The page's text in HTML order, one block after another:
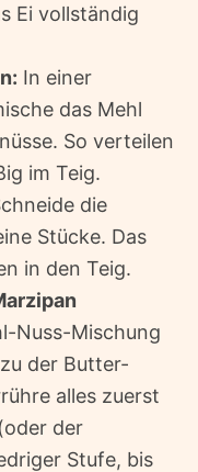
Ei vollständig
In einer
das Mehl
So verteilen
im Teig.
die
Stücke. Das
in den Teig.
Nuss-Mischung
der Butter-
alles zuerst
der
Stufe, bis